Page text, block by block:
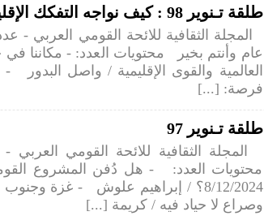
طلقة تـنوير 98 : كيف نواجه التفكك الإقليمي؟
عام وأنتم بخير محتويات العدد: - مكاننا في
العالمية والقوى الإقليمية / واصل
فرصة: [...]
طلقة تـنوير 97
محتويات العدد: - هل دُفن المشروع
8/12/2024؟ / إبراهيم علوش - غزة
وصراع لا حياد فيه / كريمة [...]